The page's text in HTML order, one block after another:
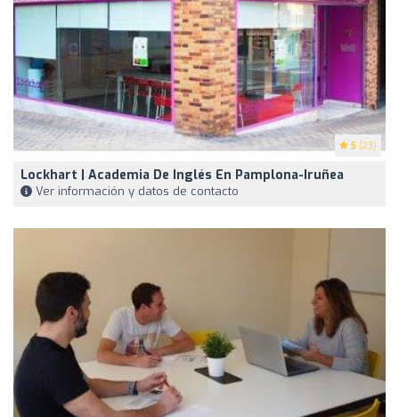
5 (23)
Lockhart | Academia De Inglés En Pamplona-Iruñea
Ver información y datos de contacto